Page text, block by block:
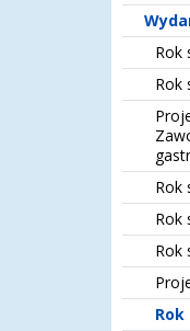
Rok
Rok
Rok
Rok
Rok
Rok